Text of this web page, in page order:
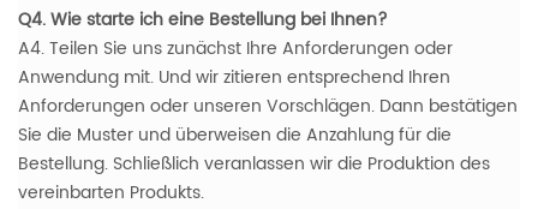
Q4. Wie starte ich eine Bestellung bei Ihnen?
A4. Teilen Sie uns zunächst Ihre Anforderungen oder
Anwendung mit. Und wir zitieren entsprechend Ihren
Anforderungen oder unseren Vorschlägen. Dann bestätigen
Sie die Muster und überweisen die Anzahlung für die
Bestellung. Schließlich veranlassen wir die Produktion des
vereinbarten Produkts.